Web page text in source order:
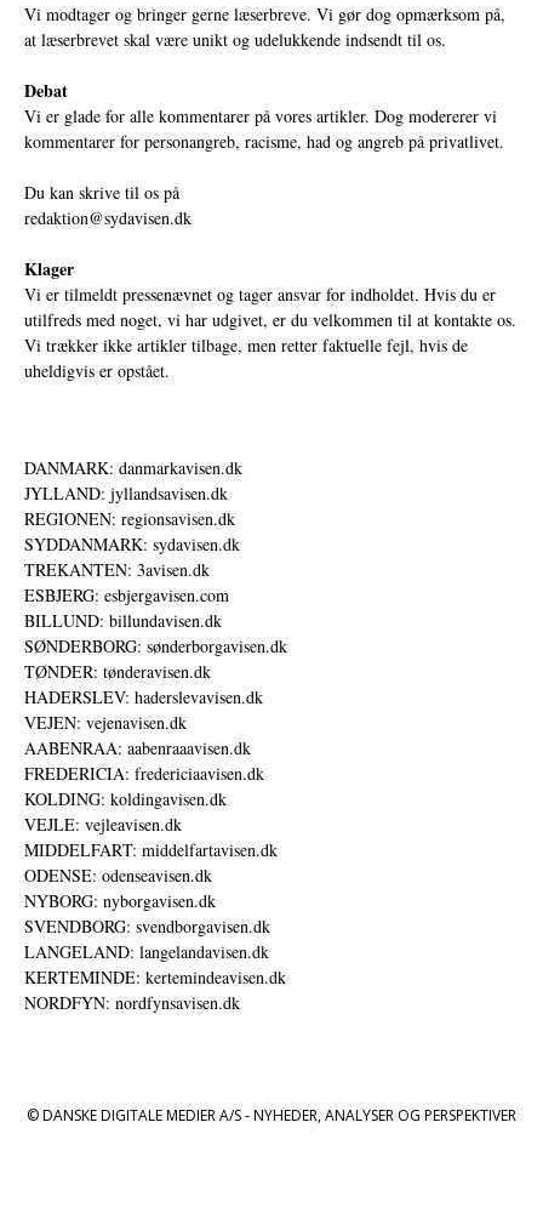
Vi modtager og bringer gerne læserbreve. Vi gør dog opmærksom på,
at læserbrevet skal være unikt og udelukkende indsendt til os.
Debat
Vi er glade for alle kommentarer på vores artikler. Dog modererer vi
kommentarer for personangreb, racisme, had og angreb på privatlivet.
Du kan skrive til os på
redaktion@sydavisen.dk
Klager
Vi er tilmeldt pressenævnet og tager ansvar for indholdet. Hvis du er
utilfreds med noget, vi har udgivet, er du velkommen til at kontakte os.
Vi trækker ikke artikler tilbage, men retter faktuelle fejl, hvis de
uheldigvis er opstået.
DANMARK: danmarkavisen.dk
JYLLAND: jyllandsavisen.dk
REGIONEN: regionsavisen.dk
SYDDANMARK: sydavisen.dk
TREKANTEN: 3avisen.dk
ESBJERG: esbjergavisen.com
BILLUND: billundavisen.dk
SØNDERBORG: sønderborgavisen.dk
TØNDER: tønderavisen.dk
HADERSLEV: haderslevavisen.dk
VEJEN: vejenavisen.dk
AABENRAA: aabenraaavisen.dk
FREDERICIA: fredericiaavisen.dk
KOLDING: koldingavisen.dk
VEJLE: vejleavisen.dk
MIDDELFART: middelfartavisen.dk
ODENSE: odenseavisen.dk
NYBORG: nyborgavisen.dk
SVENDBORG: svendborgavisen.dk
LANGELAND: langelandavisen.dk
KERTEMINDE: kertemindeavisen.dk
NORDFYN: nordfynsavisen.dk
© DANSKE DIGITALE MEDIER A/S - NYHEDER, ANALYSER OG PERSPEKTIVER